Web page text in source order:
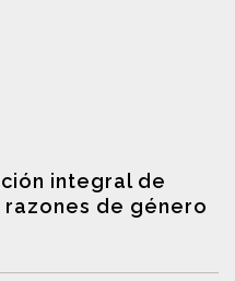
integral de
de género